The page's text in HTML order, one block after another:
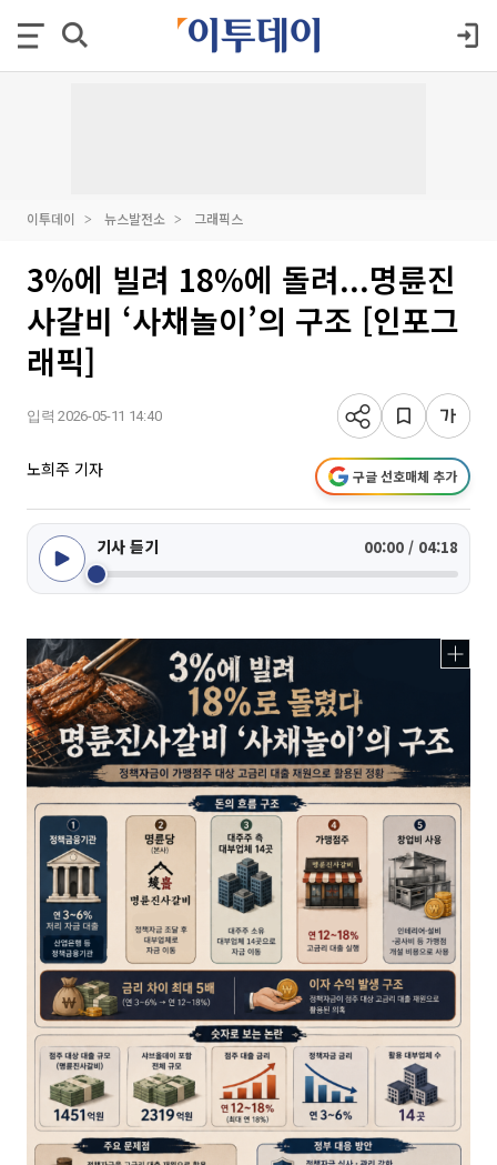
이투데이 뉴스발전소 그래픽스
3%에 빌려 18%에 돌려...명륜진
사갈비 ‘사채놀이’의 구조 [인포그
래픽]
입력 2026-05-11 14:40
노희주 기자 구글 선호매체 추가
기사 듣기 00:00 / 04:18